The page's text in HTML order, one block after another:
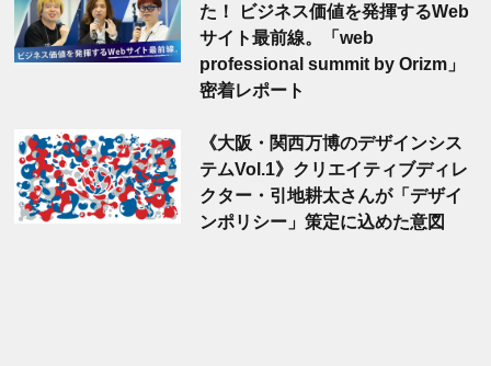
た！ ビジネス価値を発揮するWeb
サイト最前線。「web
professional summit by Orizm」
密着レポート
《大阪・関西万博のデザインシス
テムVol.1》クリエイティブディレ
クター・引地耕太さんが「デザイ
ンポリシー」策定に込めた意図